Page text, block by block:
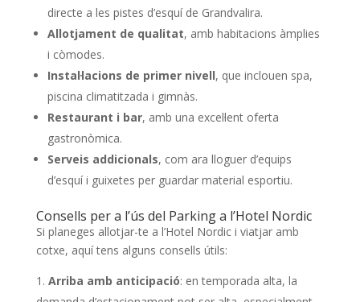
directe a les pistes d’esquí de Grandvalira.
Allotjament de qualitat, amb habitacions àmplies
i còmodes.
Instal·lacions de primer nivell, que inclouen spa,
piscina climatitzada i gimnàs.
Restaurant i bar, amb una excel·lent oferta
gastronòmica.
Serveis addicionals, com ara lloguer d’equips
d’esquí i guixetes per guardar material esportiu.
Consells per a l’ús del Parking a l’Hotel Nordic
Si planeges allotjar-te a l’Hotel Nordic i viatjar amb
cotxe, aquí tens alguns consells útils:
Arriba amb anticipació: en temporada alta, la